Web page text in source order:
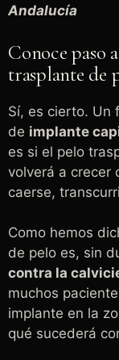
Andalucía
Conoce paso
trasplante de
Sí, es cierto. Un
de implante
es si el pelo
volverá a crecer
caerse,
Como hemos
de pelo es, sin
contra la
muchos
implante en la
qué sucederá